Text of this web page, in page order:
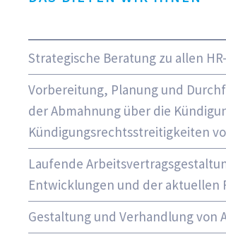
Strategische Beratung zu allen
Vorbereitung, Planung und
der Abmahnung über die
Kündigungsrechtsstreitigkeiten
Laufende
Entwicklungen und der aktuellen
Gestaltung und Verhandlung von